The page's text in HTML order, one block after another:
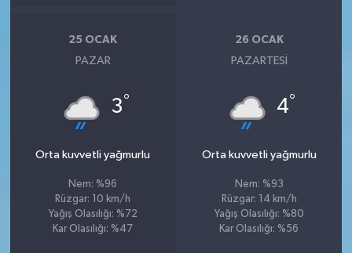
25 OCAK
PAZAR
3°
Orta kuvvetli yağmurlu
Nem: %96
Rüzgar: 10 km/h
Yağış Olasılığı: %72
Kar Olasılığı: %47
26 OCAK
PAZARTESI
4°
Orta kuvvetli yağmurlu
Nem: %93
Rüzgar: 14 km/h
Yağış Olasılığı: %80
Kar Olasılığı: %56